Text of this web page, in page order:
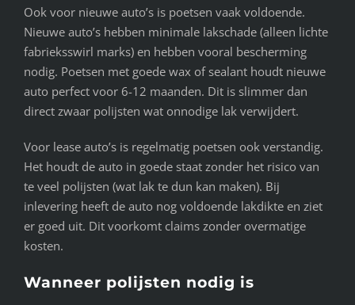
Ook voor nieuwe auto’s is poetsen vaak voldoende.
Nieuwe auto’s hebben minimale lakschade (alleen lichte
fabrieksswirl marks) en hebben vooral bescherming
nodig. Poetsen met goede wax of sealant houdt nieuwe
auto perfect voor 6-12 maanden. Dit is slimmer dan
direct zwaar polijsten wat onnodige lak verwijdert.
Voor lease auto’s is regelmatig poetsen ook verstandig.
Het houdt de auto in goede staat zonder het risico van
te veel polijsten (wat lak te dun kan maken). Bij
inlevering heeft de auto nog voldoende lakdikte en ziet
er goed uit. Dit voorkomt claims zonder overmatige
kosten.
Wanneer polijsten nodig is